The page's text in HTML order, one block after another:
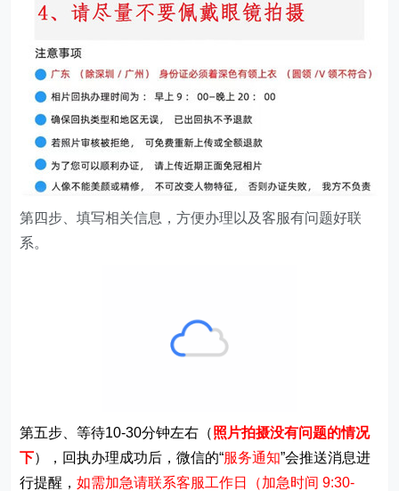
第四步、填写相关信息，方便办理以及客服有问题好联
系。
第五步、等待10-30分钟左右（照片拍摄没有问题的情况
下），回执办理成功后，微信的“服务通知”会推送消息进
行提醒，如需加急请联系客服工作日（加急时间 9:30-